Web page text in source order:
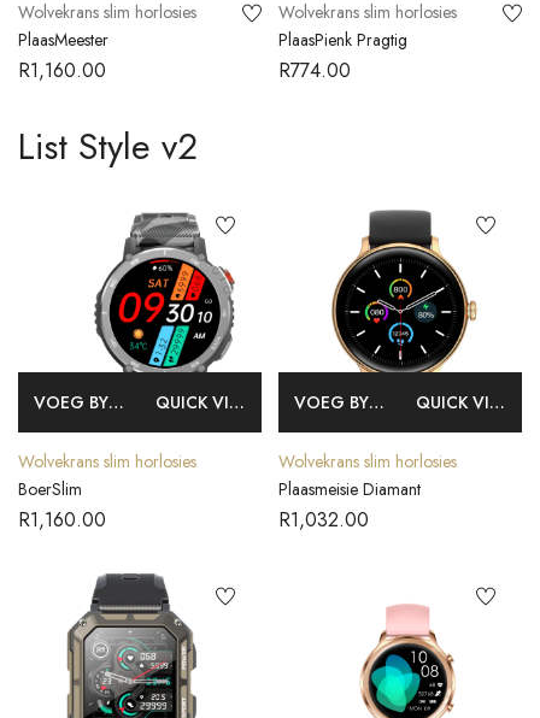
Wolvekrans slim horlosies
PlaasMeester
R1,160.00
Wolvekrans slim horlosies
PlaasPienk Pragtig
R774.00
List Style v2
VOEG BY MANDJIE QUICK VIEW
Wolvekrans slim horlosies
BoerSlim
R1,160.00
VOEG BY MANDJIE QUICK VIEW
Wolvekrans slim horlosies
Plaasmeisie Diamant
R1,032.00